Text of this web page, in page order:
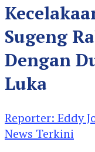
Sugeng
Dengan
Luka
Reporter: Eddy
News Terkini